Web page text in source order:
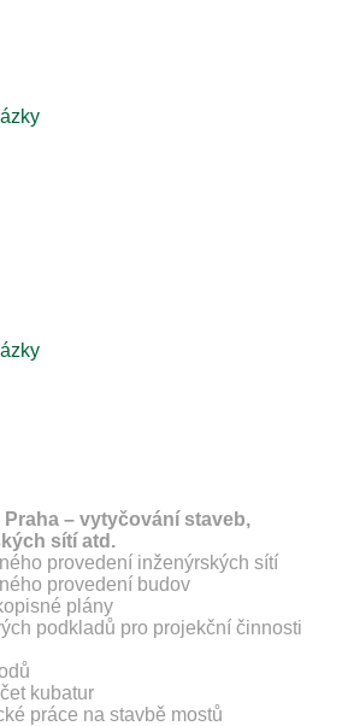
Praha – vytyčování staveb,
sítí atd.
provedení inženýrských sítí
provedení budov
plány
podkladů pro projekční činnosti
kubatur
práce na stavbě mostů